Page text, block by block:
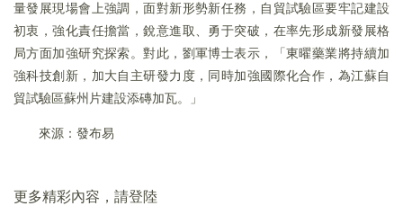
量發展現場會上強調，面對新形勢新任務，自貿試驗區要牢記建設
初衷，強化責任擔當，銳意進取、勇于突破，在率先形成新發展格
局方面加強研究探索。對此，劉軍博士表示，「東曜藥業將持續加
強科技創新，加大自主研發力度，同時加強國際化合作，為江蘇自
貿試驗區蘇州片建設添磚加瓦。」
來源：發布易
更多精彩內容，請登陸